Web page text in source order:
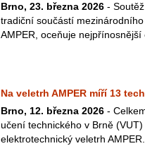
Brno, 23. března 2026 -
tradiční součástí
AMPER, oceňuje
Na veletrh AMPER míří 13
Brno, 12. března 2026 -
učení technického v Brně
elektrotechnický veletrh